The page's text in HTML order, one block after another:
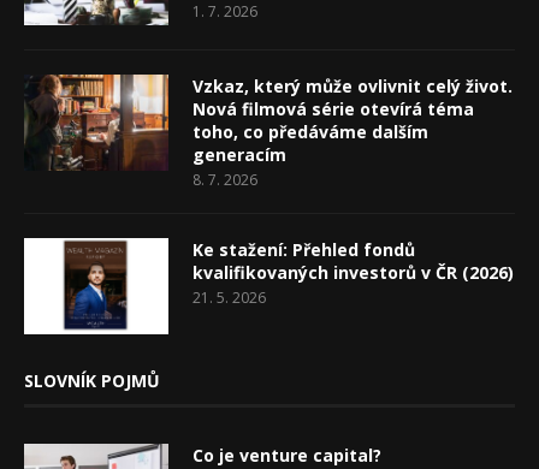
1. 7. 2026
Vzkaz, který může ovlivnit celý život.
Nová filmová série otevírá téma
toho, co předáváme dalším
generacím
8. 7. 2026
Ke stažení: Přehled fondů
kvalifikovaných investorů v ČR (2026)
21. 5. 2026
SLOVNÍK POJMŮ
Co je venture capital?